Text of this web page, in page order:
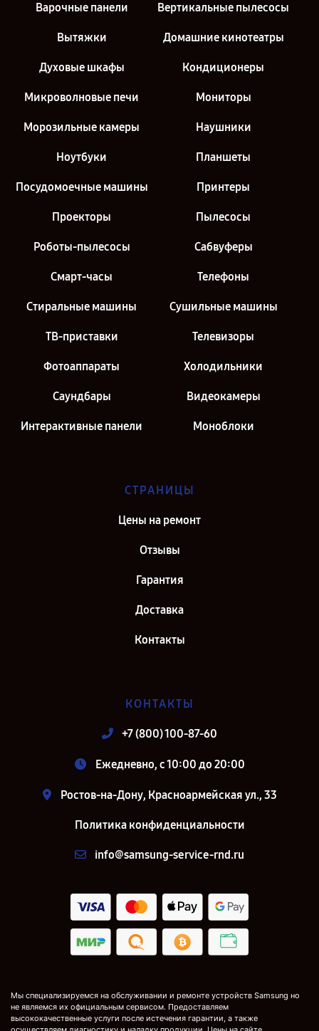
Варочные панели Вертикальные пылесосы
Вытяжки Домашние кинотеатры
Духовые шкафы Кондиционеры
Микроволновые печи Мониторы
Морозильные камеры Наушники
Ноутбуки Планшеты
Посудомоечные машины Принтеры
Проекторы Пылесосы
Роботы-пылесосы Сабвуферы
Смарт-часы Телефоны
Стиральные машины Сушильные машины
ТВ-приставки Телевизоры
Фотоаппараты Холодильники
Саундбары Видеокамеры
Интерактивные панели Моноблоки
СТРАНИЦЫ
Цены на ремонт
Отзывы
Гарантия
Доставка
Контакты
КОНТАКТЫ
+7 (800) 100-87-60
Ежедневно, с 10:00 до 20:00
Ростов-на-Дону, Красноармейская ул., 33
Политика конфиденциальности
info@samsung-service-rnd.ru
Мы специализируемся на обслуживании и ремонте устройств Samsung но
не являемся их официальным сервисом. Предоставляем
высококачественные услуги после истечения гарантии, а также